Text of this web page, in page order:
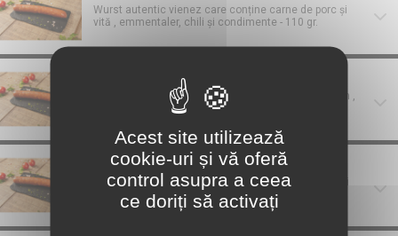
Wurst autentic vienez care conține carne de porc și
vită , emmentaler, chili și condimente - 110 gr.
Puten Kasekrainer Wurst
Wurst autentic vienez care conține carne de curcan ,
emmentaler și condimente - 110 gr.
Minikasekrainer 5 buc.
Wursti autentici vienezi care conțin carne de porc și
vită , emmentaler și condimente - 135 gr.
Acest site utilizează
cookie-uri și vă oferă
control asupra a ceea
ce doriți să activați